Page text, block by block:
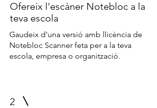
Ofereix l'escàner Notebloc a la
teva escola
Gaudeix d'una versió amb llicència de
Notebloc Scanner feta per a la teva
escola, empresa o organització.
2